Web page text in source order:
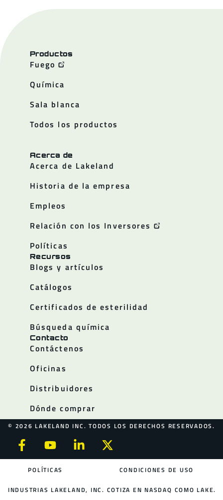
Productos
Fuego
Química
Sala blanca
Todos los productos
Acerca de
Acerca de Lakeland
Historia de la empresa
Empleos
Relación con los Inversores
Políticas
Recursos
Blogs y artículos
Catálogos
Certificados de esterilidad
Búsqueda química
Contacto
Contáctenos
Oficinas
Distribuidores
Dónde comprar
© 2026 LAKELAND INC. TODOS LOS DERECHOS RESERVADOS.
POLÍTICAS CONDICIONES DE USO
INDUSTRIAS LAKELAND, INC. COTIZA EN NASDAQ COMO LAKE.